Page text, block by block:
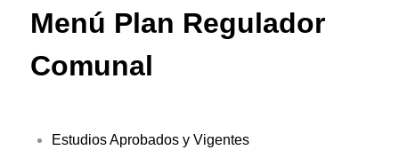
Menú Plan Regulador
Comunal
Estudios Aprobados y Vigentes